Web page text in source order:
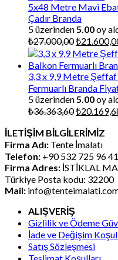
5x48 Metre Mavi
Çadır Branda
5 üzerinden 5.00oy
₺27.000,00Orijinal
fiyat:
₺
3,3 x 9,9 Metre
Fermuarlı Branda
5 üzerinden 5.00oy
₺36.363,60Orijinal
₺36.363,60.
₺
İLETİŞİM BİLGİLERİMİZ
Firma Adı: Tente İmalatı
Telefon: +90 532 725 96 41
Firma Adres: İSTİKLAL
Türkiye Posta kodu: 32200
Mail:
ALIŞVERİŞ
Gizlilik ve Ödeme
İade ve Değişim
Satış Sözleşmesi
Teslimat Koşulları